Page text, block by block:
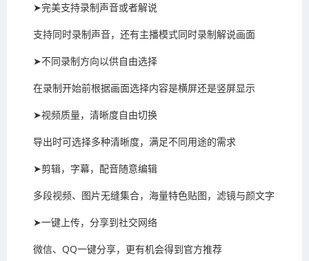
➤完美支持录制声音或者解说
支持同时录制声音，还有主播模式同时录制解说画面
➤不同录制方向以供自由选择
在录制开始前根据画面选择内容是横屏还是竖屏显示
➤视频质量，清晰度自由切换
导出时可选择多种清晰度，满足不同用途的需求
➤剪辑，字幕，配音随意编辑
多段视频、图片无缝集合，海量特色贴图，滤镜与颜文字
➤一键上传，分享到社交网络
微信、QQ一键分享，更有机会得到官方推荐